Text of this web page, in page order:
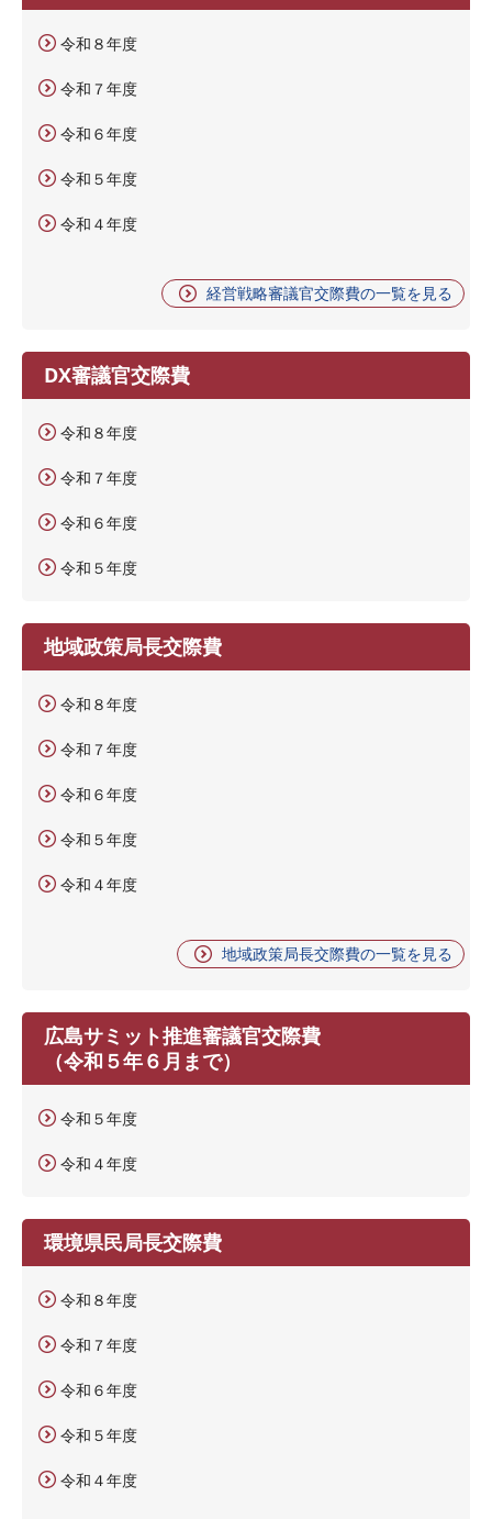
令和８年度
令和７年度
令和６年度
令和５年度
令和４年度
経営戦略審議官交際費の一覧を見る
DX審議官交際費
令和８年度
令和７年度
令和６年度
令和５年度
地域政策局長交際費
令和８年度
令和７年度
令和６年度
令和５年度
令和４年度
地域政策局長交際費の一覧を見る
広島サミット推進審議官交際費
（令和５年６月まで）
令和５年度
令和４年度
環境県民局長交際費
令和８年度
令和７年度
令和６年度
令和５年度
令和４年度